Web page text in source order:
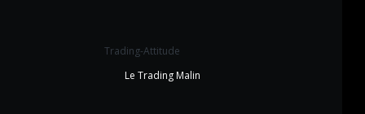
Trading-Attitude
Le Trading Malin